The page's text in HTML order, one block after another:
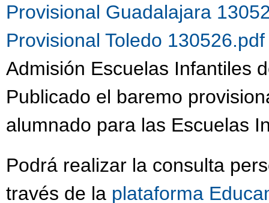
Provisional Guadalajara
Provisional Toledo
Admisión Escuelas Infantiles
Publicado el baremo
alumnado para las Escuelas
Podrá realizar la consulta
través de la plataforma